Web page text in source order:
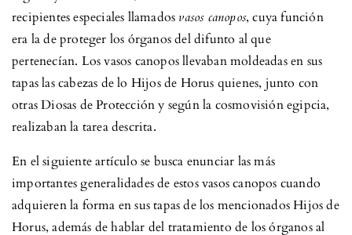
recipientes especiales llamadosvasos canopos, cuya función
era la de proteger los órganos del difunto al que
pertenecían. Los vasos canopos llevaban moldeadas en sus
tapas las cabezas de lo Hijos de Horus quienes, junto con
otras Diosas de Protección y según la cosmovisión egipcia,
realizaban la tarea descrita.
En el siguiente artículo se busca enunciar las más
importantes generalidades de estos vasos canopos cuando
adquieren la forma en sus tapas de los mencionados Hijos de
Horus, además de hablar del tratamiento de los órganos al